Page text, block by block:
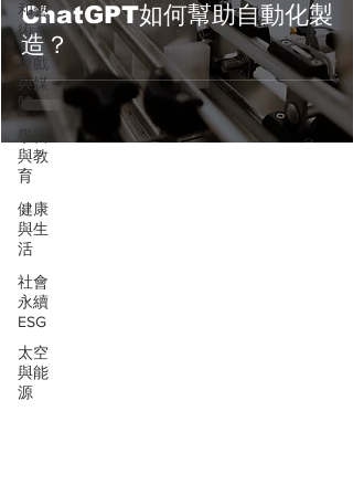
和藝
術
遊戲
與媒
體
與教
育
健康
與生
活
社會
永續
ESG
太空
與能
源
ChatGPT如何幫助自動化製
造？